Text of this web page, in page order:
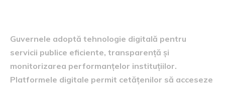
Guvernele adoptă tehnologie digitală pentru
servicii publice eficiente, transparență și
monitorizarea performanțelor instituțiilor.
Platformele digitale permit cetățenilor să acceseze